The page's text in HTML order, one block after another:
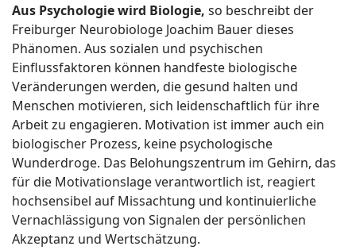
Aus Psychologie wird Biologie, so beschreibt der
Freiburger Neurobiologe Joachim Bauer dieses
Phänomen. Aus sozialen und psychischen
Einflussfaktoren können handfeste biologische
Veränderungen werden, die gesund halten und
Menschen motivieren, sich leidenschaftlich für ihre
Arbeit zu engagieren. Motivation ist immer auch ein
biologischer Prozess, keine psychologische
Wunderdroge. Das Belohungszentrum im Gehirn, das
für die Motivationslage verantwortlich ist, reagiert
hochsensibel auf Missachtung und kontinuierliche
Vernachlässigung von Signalen der persönlichen
Akzeptanz und Wertschätzung.